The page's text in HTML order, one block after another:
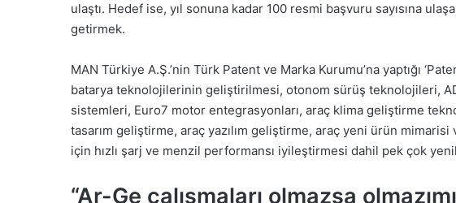
ulaştı. Hedef ise, yıl sonuna kadar 100 resmi başvuru sayısına
getirmek.
MAN Türkiye A.Ş.’nin Türk Patent ve Marka Kurumu’na yaptığı
batarya teknolojilerinin geliştirilmesi, otonom sürüş teknolojileri,
sistemleri, Euro7 motor entegrasyonları, araç klima geliştirme
tasarım geliştirme, araç yazılım geliştirme, araç yeni ürün
için hızlı şarj ve menzil performansı iyileştirmesi dahil pek çok
“Ar-Ge çalışmaları olmazsa